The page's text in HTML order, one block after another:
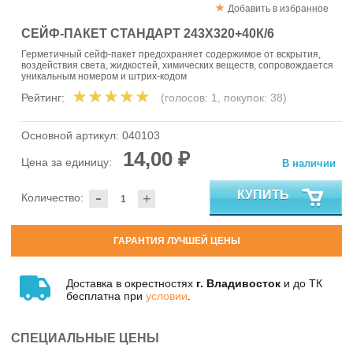
Добавить в избранное
СЕЙФ-ПАКЕТ СТАНДАРТ 243Х320+40К/6
Герметичный сейф-пакет предохраняет содержимое от вскрытия,
воздействия света, жидкостей, химических веществ, сопровождается
уникальным номером и штрих-кодом
Рейтинг: (голосов: 1, покупок: 38)
Основной артикул: 040103
Цена за единицу: 14,00 ₽
- +
Количество:
В наличии
КУПИТЬ
ГАРАНТИЯ ЛУЧШЕЙ ЦЕНЫ
Доставка в окрестностях г. Владивосток и до ТК
бесплатна при условии
СПЕЦИАЛЬНЫЕ ЦЕНЫ